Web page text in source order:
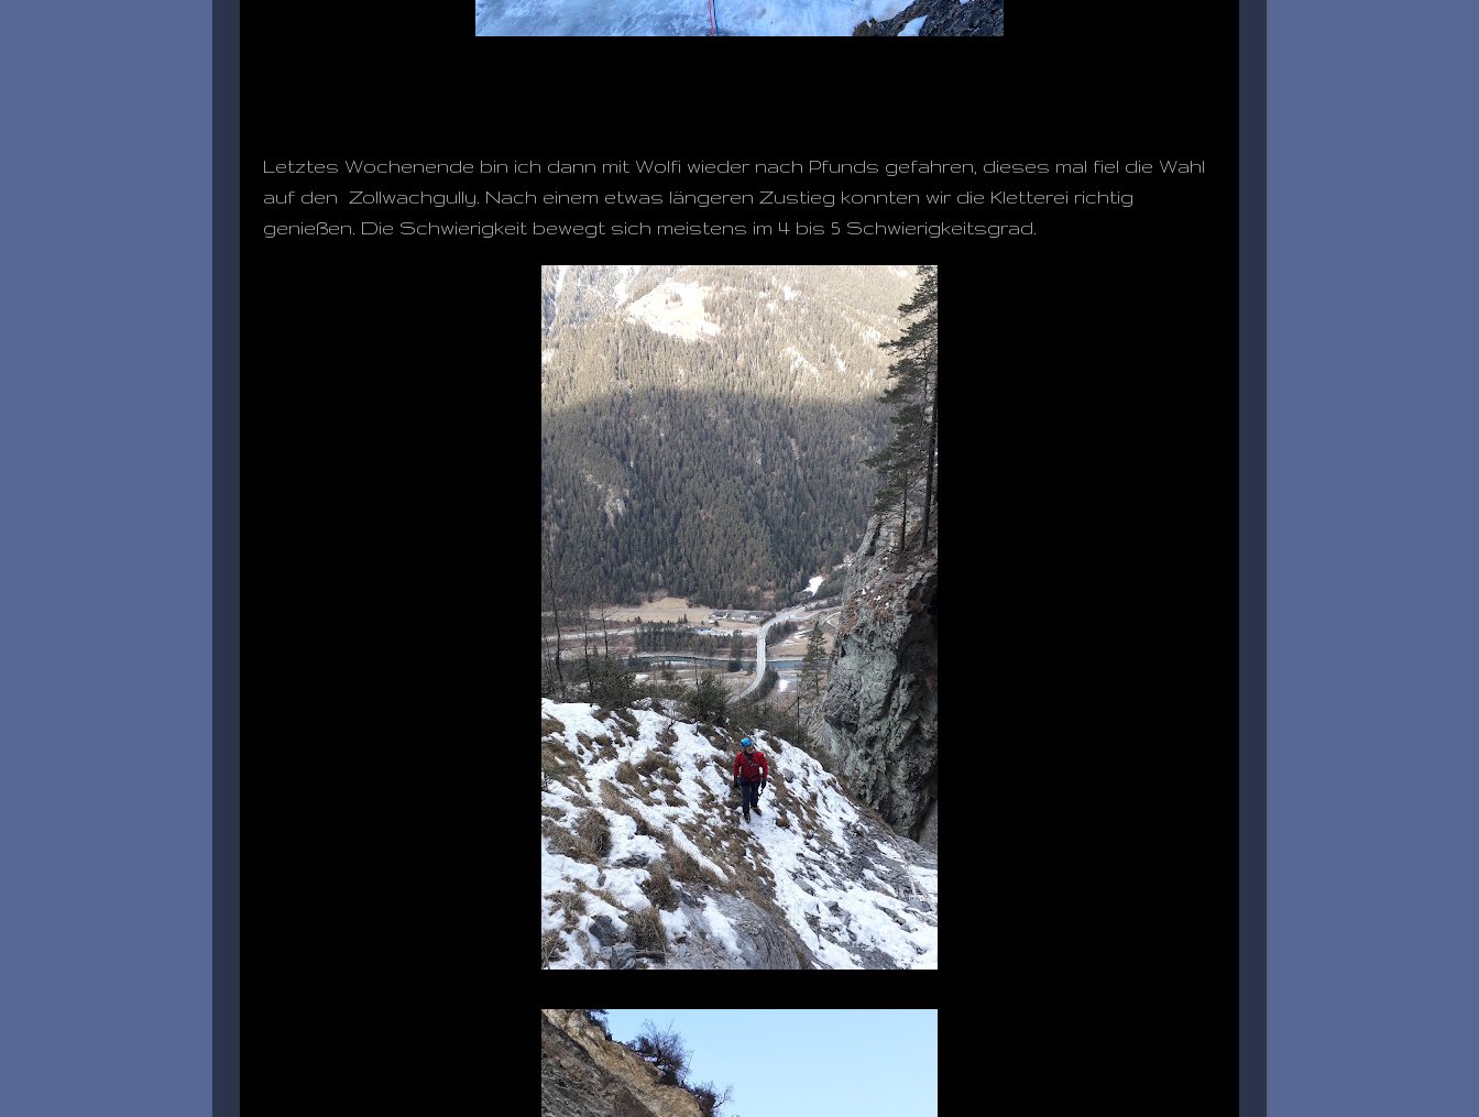
Letztes Wochenende bin ich dann mit Wolfi wieder nach Pfunds gefahren, dieses mal fiel die Wahl
auf den Zollwachgully. Nach einem etwas längeren Zustieg konnten wir die Kletterei richtig
genießen. Die Schwierigkeit bewegt sich meistens im 4 bis 5 Schwierigkeitsgrad.